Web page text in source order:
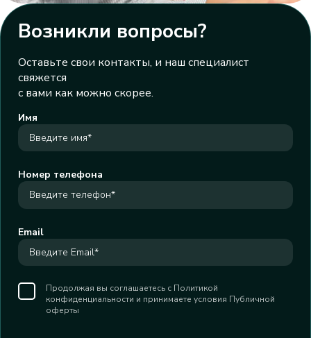
Возникли вопросы?
Оставьте свои контакты, и наш специалист
свяжется
с вами как можно скорее.
Имя
Номер телефона
Email
Продолжая вы соглашаетесь с Политикой
конфиденциальности и принимаете условия Публичной
оферты